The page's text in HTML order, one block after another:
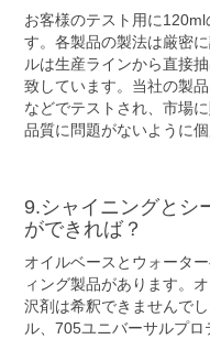
お客様のテスト用に
す。各製品の製法は厳密
ルは生産ラインから直接
致しています。当社の製
などでテストされ、市場
品質に問題がないように
9.シャイニングとシ
ができれば？
オイルベースとウォータ
ィング製品があります。
沢剤は希釈できませんで
ル、705ユニバーサルプ